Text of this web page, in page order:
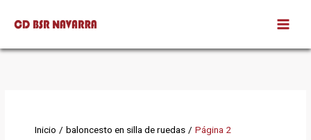
Inicio baloncesto en silla de ruedas Página 2